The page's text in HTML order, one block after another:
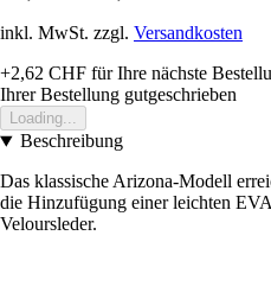
inkl. MwSt. zzgl. Versandkosten
+2,62 CHF für Ihre nächste
Ihrer Bestellung gutgeschrieben
Loading...
Beschreibung
Das klassische Arizona-Modell
die Hinzufügung einer leichten
Veloursleder.